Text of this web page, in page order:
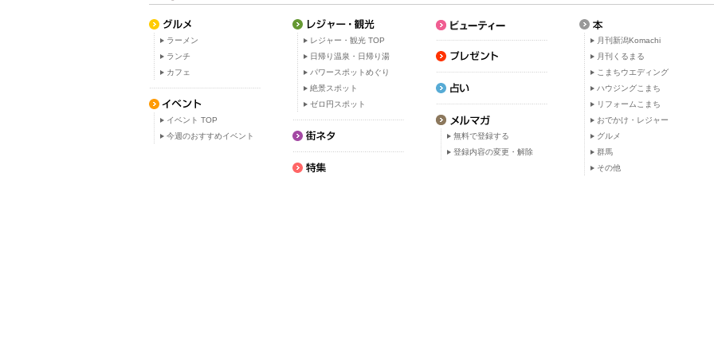
ラーメン
ランチ
カフェ
イベント TOP
今週のおすすめイベント
レジャー・観光 TOP
日帰り温泉・日帰り湯
パワースポットめぐり
絶景スポット
ゼロ円スポット
無料で登録する
登録内容の変更・解除
月刊新潟Komachi
月刊くるまる
こまちウエディング
ハウジングこまち
リフォームこまち
おでかけ・レジャー
グルメ
群馬
その他